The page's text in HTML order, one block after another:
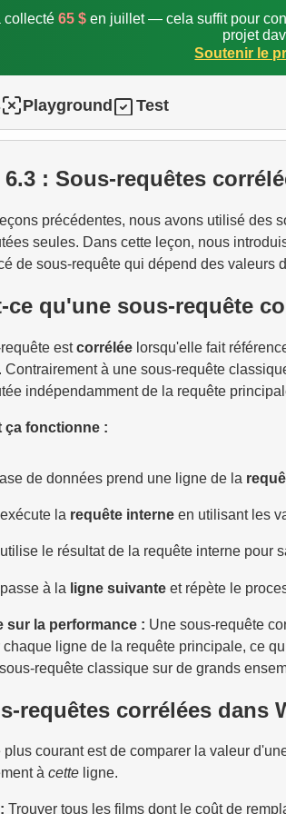
collecté 65 $en juillet — cela suffit pour
projet
Soutenir le
Playground Test
: Sous-requêtes
précédentes, nous avons utilisé des
seules. Dans cette leçon, nous
de sous-requête qui dépend des valeurs
ce qu'une sous-requête
estcorréléelorsqu'elle fait
Contrairement à une sous-requête
indépendamment de la requête
ça fonctionne :
de données prend une ligne de la
la requête interneen utilisant les
le résultat de la requête interne pour
à la ligne suivanteet répète le
sur la performance : Une sous-requête
chaque ligne de la requête principale, ce
requête classique sur de grands
requêtes corrélées dans
plus courant est de comparer la valeur
à cetteligne.
Trouver tous les films dont le coût de